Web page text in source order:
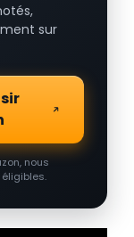
sur
nous